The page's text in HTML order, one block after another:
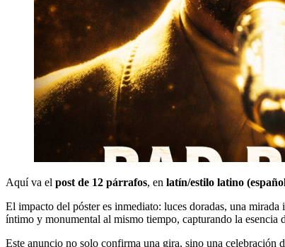
Aquí va el post de 12 párrafos, en latín/estilo latino
El impacto del póster es inmediato: luces doradas, una
íntimo y monumental al mismo tiempo, capturando la
Este anuncio no solo confirma una gira, sino una celebración